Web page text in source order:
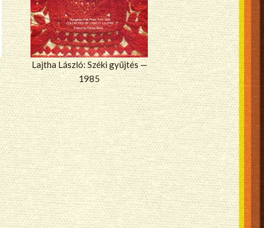
Lajtha László: Széki gyűjtés —
1985